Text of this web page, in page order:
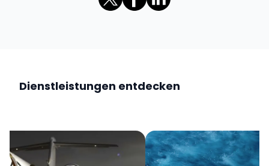
Dienstleistungen entdecken